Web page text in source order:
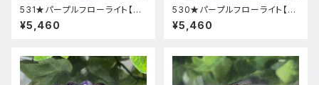
531★パープルフローライト【高
品質・高透明度】天然石パワース
トーンブレスレット新品
¥5,460
530★パープルフローライト【高
品質・高透明度】天然石パワース
トーンブレスレット新品
¥5,460